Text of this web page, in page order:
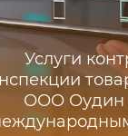
Услуги
ООО Оудин